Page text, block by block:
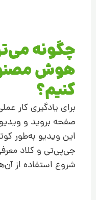
چگونه
هوش
کنیم؟
برای یادگیری کار
صفحه بروید و
این ویدیو به‌طور
جی‌پی‌تی و کلاد
شروع استفاده از